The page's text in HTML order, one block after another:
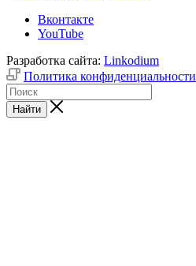
Вконтакте
YouTube
Разработка сайта: Linkodium
Политика конфиденциальности
Найти